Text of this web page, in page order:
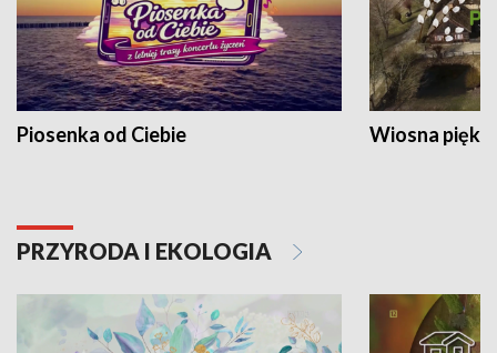
Piosenka od Ciebie Wiosna
PRZYRODA I EKOLOGIA